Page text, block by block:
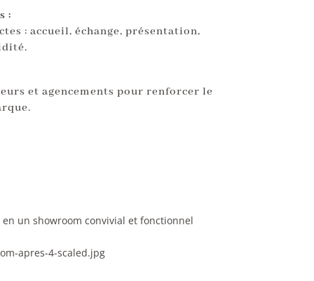
:
: accueil, échange, présentation,
et agencements pour renforcer le